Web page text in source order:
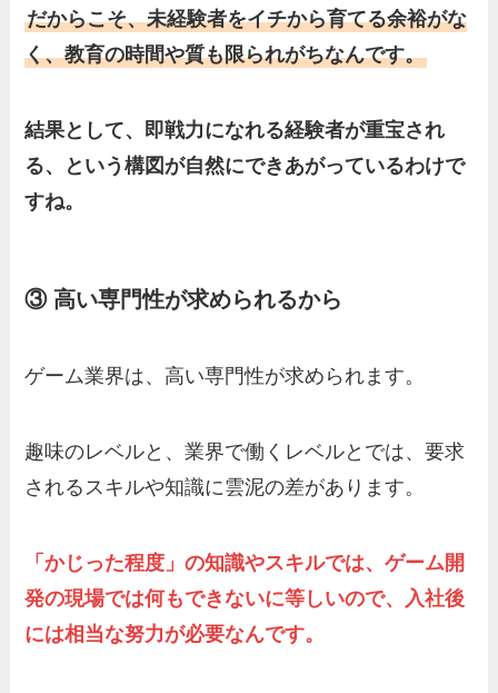
だからこそ、未経験者をイチから育てる余裕がな
く、教育の時間や質も限られがちなんです。
結果として、即戦力になれる経験者が重宝され
る、という構図が自然にできあがっているわけで
すね。
③高い専門性が求められるから
ゲーム業界は、高い専門性が求められます。
趣味のレベルと、業界で働くレベルとでは、要求
されるスキルや知識に雲泥の差があります。
「かじった程度」の知識やスキルでは、ゲーム開
発の現場では何もできないに等しいので、入社後
には相当な努力が必要なんです。